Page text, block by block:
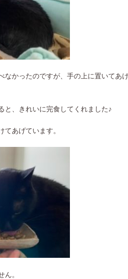
なかったのですが、手の上に置いてあ
と、きれいに完食してくれました♪
あげています。
ん。